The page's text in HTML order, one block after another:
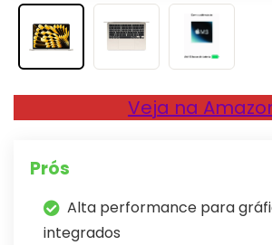
Veja na
Prós
Alta performance para
integrados